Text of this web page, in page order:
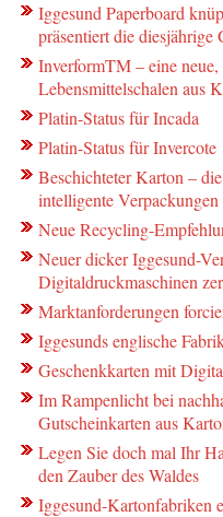
Iggesund Paperboard
präsentiert die diesjährige
InverformTM – eine
Lebensmittelschalen aus
Platin-Status für Incada
Platin-Status für Invercote
Beschichteter Karton –
intelligente Verpackungen
Neue Recycling-
Neuer dicker Iggesund-
Digitaldruckmaschinen
Marktanforderungen
Iggesunds englische
Geschenkkarten mit
Im Rampenlicht bei
Gutscheinkarten aus
Legen Sie doch mal Ihr
den Zauber des Waldes
Iggesund-Kartonfabriken